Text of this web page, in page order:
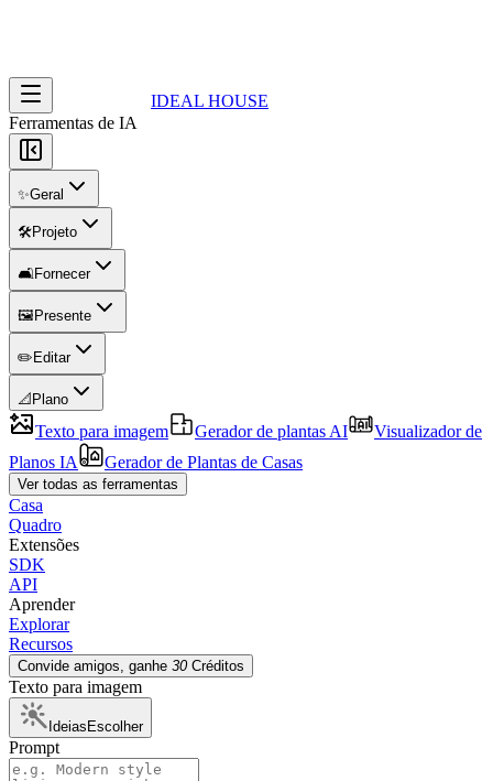
IDEAL HOUSE
Ferramentas de IA
✨Geral
🛠️Projeto
🛋️Fornecer
🖼️ Presente
✏️ Editar
📐 Plano
Texto para imagem Gerador de plantas AI
Visualizador de
Planos IA
Gerador de Plantas de Casas
Ver todas as ferramentas
Casa
Quadro
Extensões
SDK
API
Aprender
Explorar
Recursos
Convide amigos, ganhe 30 Créditos
Texto para imagem
Ideias Escolher
Prompt